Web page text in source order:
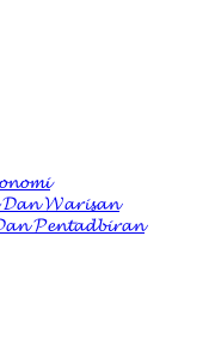
𝓓𝓪𝓷 𝓦𝓪𝓻𝓲𝓼𝓪𝓷
𝓟𝓮𝓷𝓽𝓪𝓭𝓫𝓲𝓻𝓪𝓷